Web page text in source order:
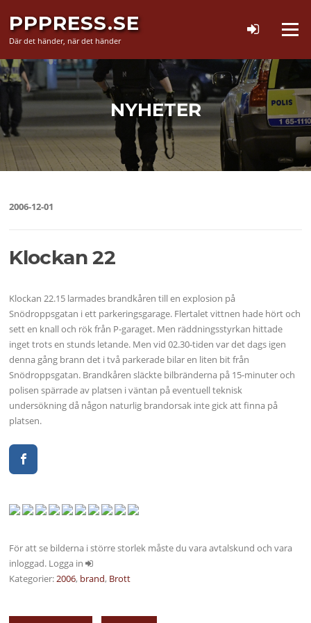
innehåll
PPPRESS.SE
Där det händer, när det händer
Meny
NYHETER
2006-12-01
Klockan 22
Klockan 22.15 larmades brandkåren till en explosion på
Snödroppsgatan i ett parkeringsgarage. Flertalet vittnen hade hört och
sett en knall och rök från P-garaget. Men räddningsstyrkan hittade
inget trots en stunds letande. Men vid 02.30-tiden var det dags igen
denna gång brann det i två parkerade bilar en liten bit från
Snödroppsgatan. Brandkåren släckte bilbränderna på 15-minuter och
polisen spärrade av platsen i väntan på eventuell teknisk
undersökning då någon naturlig brandorsak inte gick att finna på
platsen.
För att se bilderna i större storlek måste du vara avtalskund och vara
inloggad. Logga in
Kategorier:2006, brand, Brott